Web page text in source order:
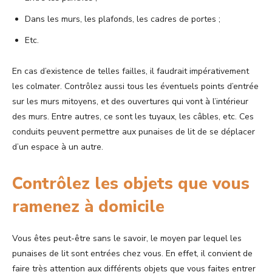
Dans les murs, les plafonds, les cadres de portes ;
Etc.
En cas d’existence de telles failles, il faudrait impérativement
les colmater. Contrôlez aussi tous les éventuels points d’entrée
sur les murs mitoyens, et des ouvertures qui vont à l’intérieur
des murs. Entre autres, ce sont les tuyaux, les câbles, etc. Ces
conduits peuvent permettre aux punaises de lit de se déplacer
d’un espace à un autre.
Contrôlez les objets que vous
ramenez à domicile
Vous êtes peut-être sans le savoir, le moyen par lequel les
punaises de lit sont entrées chez vous. En effet, il convient de
faire très attention aux différents objets que vous faites entrer